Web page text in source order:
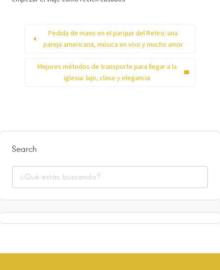
Pedida de mano en el parque del Retiro: una
pareja americana, música en vivo y mucho amor
Mejores métodos de transporte para llegar a la
iglesia: lujo, clase y elegancia
Search